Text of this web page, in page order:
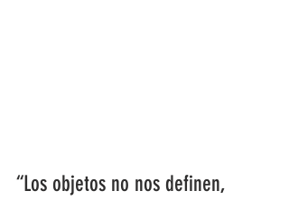
“Los objetos no nos definen,